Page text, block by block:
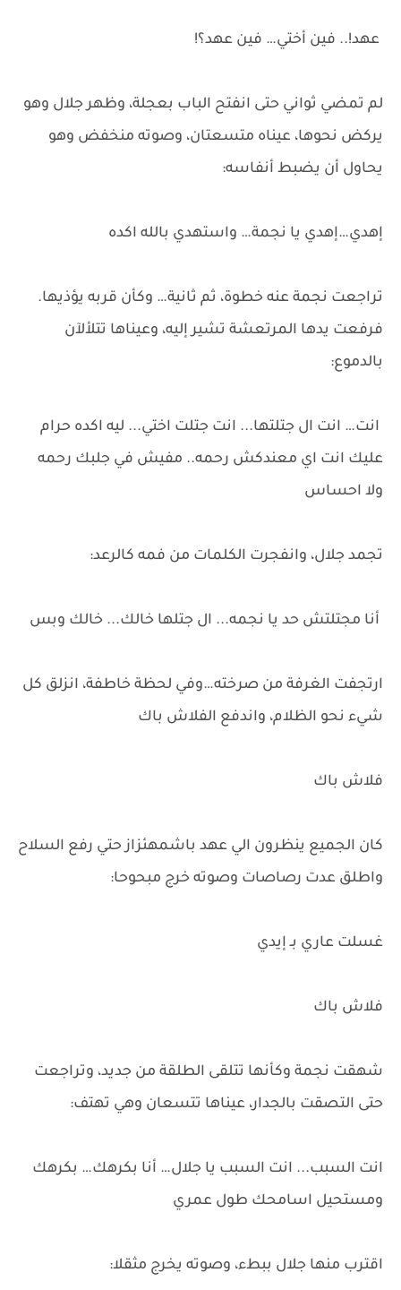
عهد!.. فين أختي… فين عهد؟!
لم تمضي ثواني حتى انفتح الباب بعجلة، وظهر جلال وهو
يركض نحوها، عيناه متسعتان، وصوته منخفض وهو
يحاول أن يضبط أنفاسه:
إهدي…إهدي يا نجمة… واستهدي بالله اكده
تراجعت نجمة عنه خطوة، ثم ثانية… وكأن قربه يؤذيها.
فرفعت يدها المرتعشة تشير إليه، وعيناها تتلألآن
بالدموع:
انت… انت ال جتلتها... انت جتلت اختي... ليه اكده حرام
عليك انت اي معندكش رحمه.. مفيش في جلبك رحمه
ولا احساس
تجمد جلال، وانفجرت الكلمات من فمه كالرعد:
أنا مجتلتش حد يا نجمه... ال جتلها خالك... خالك وبس
ارتجفت الغرفة من صرخته…وفي لحظة خاطفة، انزلق كل
شيء نحو الظلام، واندفع الفلاش باك
فلاش باك
كان الجميع ينظرون الي عهد باشمهئزاز حتي رفع السلاح
واطلق عدت رصاصات وصوته خرج مبحوحا:
غسلت عاري بـ إيدي
فلاش باك
شهقت نجمة وكأنها تتلقى الطلقة من جديد، وتراجعت
حتى التصقت بالجدار، عيناها تتسعان وهي تهتف:
انت السبب... انت السبب يا جلال… أنا بكرهك… بكرهك
ومستحيل اسامحك طول عمري
اقترب منها جلال ببطء، وصوته يخرج مثقلا: